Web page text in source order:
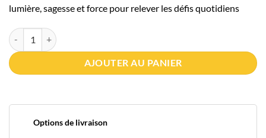
lumière, sagesse et force pour relever les défis quotidiens
quantité de 365 Rappels du Coran - Calendrier chevalet Rose
AJOUTER AU PANIER
Options de livraison